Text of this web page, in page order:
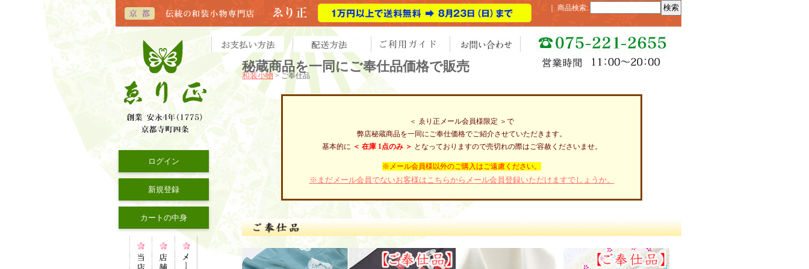
商品検索:
ログイン
新規登録
カートの中身
秘蔵商品を一同にご奉仕品価格で販売
和装小物> ご奉仕品
＜ ゑり正メール会員様限定 ＞で
弊店秘蔵商品を一同にご奉仕価格でご紹介させていただきます。
基本的に ＜ 在庫 1点のみ ＞ となっておりますので売切れの際はご容赦くださいませ。
※メール会員様以外のご購入はご遠慮ください。
※まだメール会員でないお客様はこちらからメール会員登録いただけますでしょうか。